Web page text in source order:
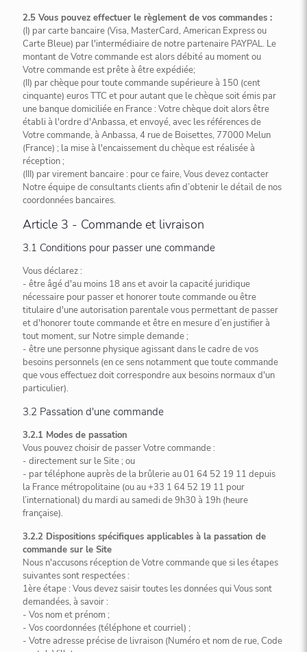
2.5 Vous pouvez effectuer le règlement de vos commandes :
(I) par carte bancaire (Visa, MasterCard, American Express ou
Carte Bleue) par l'intermédiaire de notre partenaire PAYPAL. Le
montant de Votre commande est alors débité au moment ou
Votre commande est prête à être expédiée;
(II) par chèque pour toute commande supérieure à 150 (cent
cinquante) euros TTC et pour autant que le chèque soit émis par
une banque domiciliée en France : Votre chèque doit alors être
établi à l'ordre d'Anbassa, et envoyé, avec les références de
Votre commande, à Anbassa, 4 rue de Boisettes, 77000 Melun
(France) ; la mise à l'encaissement du chèque est réalisée à
réception ;
(III) par virement bancaire : pour ce faire, Vous devez contacter
Notre équipe de consultants clients afin d’obtenir le détail de nos
coordonnées bancaires.
Article 3 - Commande et livraison
3.1 Conditions pour passer une commande
Vous déclarez :
- être âgé d'au moins 18 ans et avoir la capacité juridique
nécessaire pour passer et honorer toute commande ou être
titulaire d'une autorisation parentale vous permettant de passer
et d'honorer toute commande et être en mesure d’en justifier à
tout moment, sur Notre simple demande ;
- être une personne physique agissant dans le cadre de vos
besoins personnels (en ce sens notamment que toute commande
que vous effectuez doit correspondre aux besoins normaux d'un
particulier).
3.2 Passation d'une commande
3.2.1 Modes de passation
Vous pouvez choisir de passer Votre commande :
- directement sur le Site ; ou
- par téléphone auprès de la brûlerie au 01 64 52 19 11 depuis
la France métropolitaine (ou au +33 1 64 52 19 11 pour
l’international) du mardi au samedi de 9h30 à 19h (heure
française).
3.2.2 Dispositions spécifiques applicables à la passation de
commande sur le Site
Nous n'accusons réception de Votre commande que si les étapes
suivantes sont respectées :
1ère étape : Vous devez saisir toutes les données qui Vous sont
demandées, à savoir :
- Vos nom et prénom ;
- Vos coordonnées (téléphone et courriel) ;
- Votre adresse précise de livraison (Numéro et nom de rue, Code